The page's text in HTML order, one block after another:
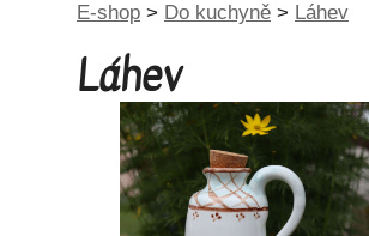
E-shop > Do kuchyně > Láhev
Láhev